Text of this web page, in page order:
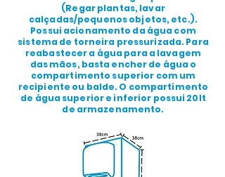
(Regar plantas, lavar
calçadas/pequenos objetos, etc.).
Possui acionamento da água com
sistema de torneira pressurizada. Para
reabastecer a água para a lavagem
das mãos, basta encher de água o
compartimento superior com um
recipiente ou balde. O compartimento
de água superior e inferior possui 20lt
de armazenamento.